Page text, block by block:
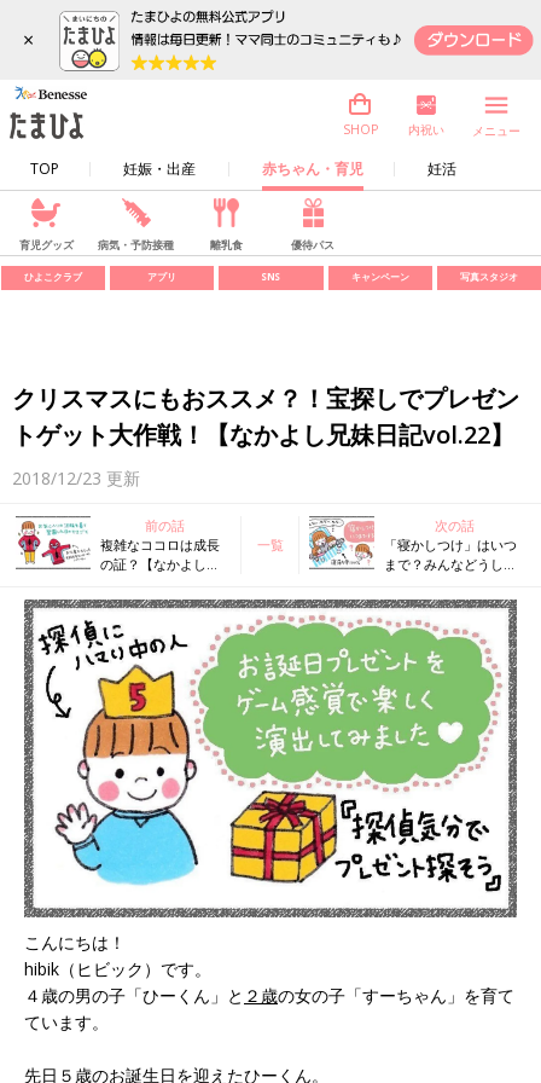
×
TOP 妊娠・出産 赤ちゃん・育児 妊活
SHOP 内祝い メニュー
育児グッズ 病気・予防接種 離乳食 優待パス
ひよこクラブ アプリ SNS キャンペーン 写真スタジオ
クリスマスにもおススメ？！宝探しでプレゼン
トゲット大作戦！【なかよし兄妹日記vol.22】
2018/12/23 更新
前の話
複雑なココロは成長
の証？【なかよし兄
一覧
次の話
「寝かしつけ」はいつ
まで？みんなどうして
記vol.23】
こんにちは！
hibik（ヒビック）です。
４歳の男の子「ひーくん」と ２歳の女の子「すーちゃん」を育て
ています。
先日５歳のお誕生日を迎えたひーくん。